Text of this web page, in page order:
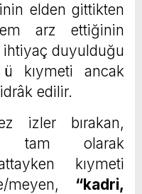
elden gittikten
arz ettiğinin
ihtiyaç duyulduğu
ü kıymeti ancak
edilir.
izler bırakan,
tam olarak
kıymeti
meyen, “kadri,